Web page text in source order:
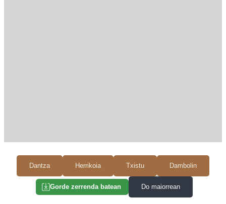
Dantza Herrikoia Txistu Dambolin
Gorde zerrenda batean Do maiorrean